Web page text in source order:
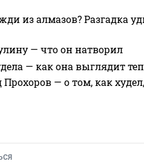
из алмазов? Разгадка
— что он натворил
— как она выглядит
— о том, как